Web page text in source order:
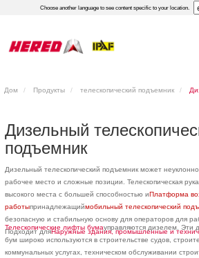
Choose another language to see content specific to your location.
Дом Продукты телескопический подъемник
подъемник
Дизельный
подъемник
Дизельный телескопический подъемник может
рабочее место и сложные позиции. Телескопическая
высокого места с большей способностью иПлатформа
работыпринадлежащиймобильный телескопический
безопасную и стабильную основу для операторов для
Подходит дляНаружные здания, промышленные и
Телескопические лифты бумауправляются дизелем. Эти
бум широко используются в строительстве судов,
коммунальных услугах, техническом обслуживании